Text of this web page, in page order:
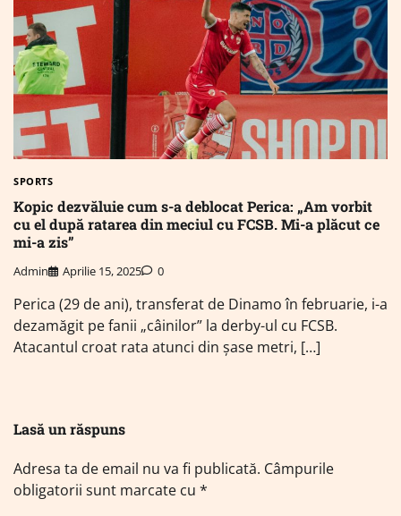
SPORTS
Kopic dezvăluie cum s-a deblocat Perica: „Am vorbit
cu el după ratarea din meciul cu FCSB. Mi-a plăcut ce
mi-a zis”
Admin Aprilie 15, 2025 0
Perica (29 de ani), transferat de Dinamo în februarie, i-a
dezamăgit pe fanii „câinilor” la derby-ul cu FCSB.
Atacantul croat rata atunci din șase metri, […]
Lasă un răspuns
Adresa ta de email nu va fi publicată. Câmpurile
obligatorii sunt marcate cu *